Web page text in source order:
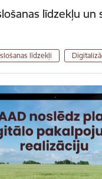
līdzekļu un
līdzekļi